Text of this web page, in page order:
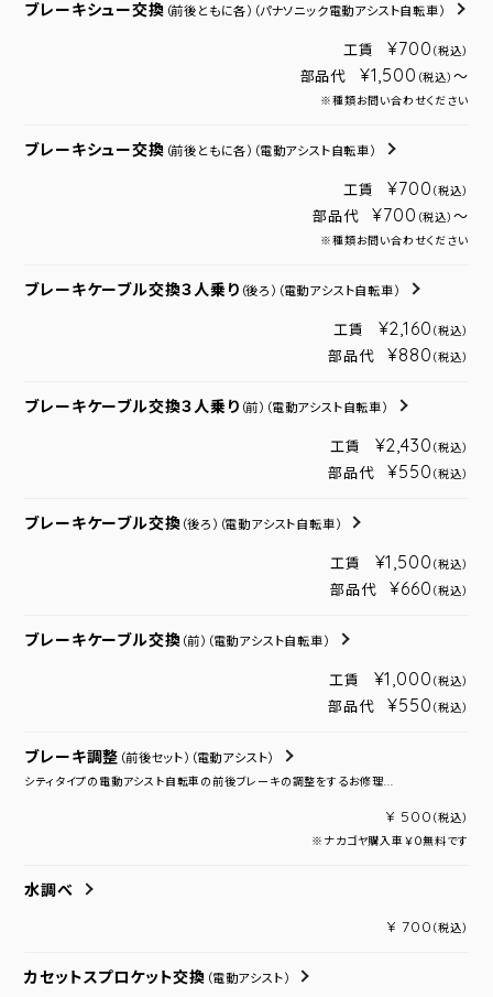
ブレーキシュー交換 （前後ともに各） （パナソニック電動アシスト自転車）
工賃 ¥700 （税込）
部品代 ¥1,500 （税込） ～
※種類お問い合わせください
ブレーキシュー交換 （前後ともに各） （電動アシスト自転車）
工賃 ¥700 （税込）
部品代 ¥700 （税込） ～
※種類お問い合わせください
ブレーキケーブル交換３人乗り （後ろ） （電動アシスト自転車）
工賃 ¥2,160 （税込）
部品代 ¥880 （税込）
ブレーキケーブル交換３人乗り （前） （電動アシスト自転車）
工賃 ¥2,430 （税込）
部品代 ¥550 （税込）
ブレーキケーブル交換 （後ろ） （電動アシスト自転車）
工賃 ¥1,500 （税込）
部品代 ¥660 （税込）
ブレーキケーブル交換 （前） （電動アシスト自転車）
工賃 ¥1,000 （税込）
部品代 ¥550 （税込）
ブレーキ調整 （前後セット） （電動アシスト）
シティタイプの電動アシスト自転車の前後ブレーキの調整をするお修理...
¥ 500 （税込）
※ナカゴヤ購入車￥０無料です
水調べ
¥ 700 （税込）
カセットスプロケット交換 （電動アシスト）